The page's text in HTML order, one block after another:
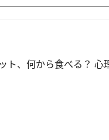
ト、何から食べる？ 心